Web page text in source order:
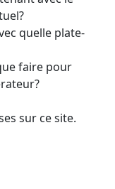
quelle plate-
faire pour
sur ce site.